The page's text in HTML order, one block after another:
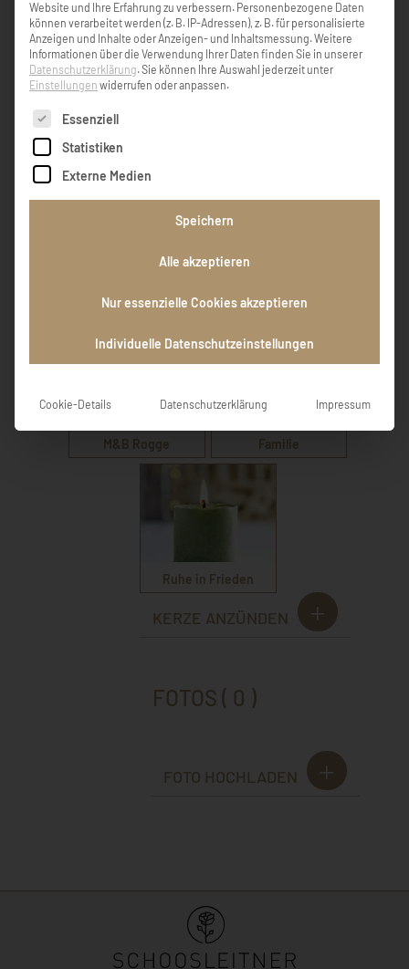
EINTRAG HINZUFÜGEN
GEDENKKERZEN ( 5 )
Unser herzliches
Ruhe in Frieden
M&B Rogge
Familie
Ruhe in Frieden
KERZE ANZÜNDEN
FOTOS ( 0 )
FOTO HOCHLADEN
Website und Ihre Erfahrung zu verbessern. Personenbezogene Daten
können verarbeitet werden (z. B. IP-Adressen), z. B. für personalisierte
Anzeigen und Inhalte oder Anzeigen- und Inhaltsmessung.Weitere
Informationen über die Verwendung Ihrer Daten finden Sie in unserer
Datenschutzerklärung.Sie können Ihre Auswahl jederzeit unter
Einstellungen widerrufen oder anpassen.
Es folgt eine Liste der Service-Gruppen, für die eine
Essenziell
Statistiken
Externe Medien
Speichern
Alle akzeptieren
Nur essenzielle Cookies akzeptieren
Individuelle Datenschutzeinstellungen
Cookie-Details Datenschutzerklärung Impressum